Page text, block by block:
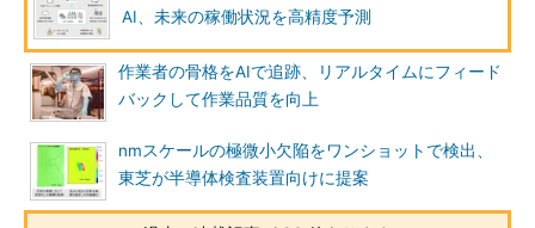
AI、未来の稼働状況を高精度予測
作業者の骨格をAIで追跡、リアルタイムにフィード
バックして作業品質を向上
nmスケールの極微小欠陥をワンショットで検出、
東芝が半導体検査装置向けに提案